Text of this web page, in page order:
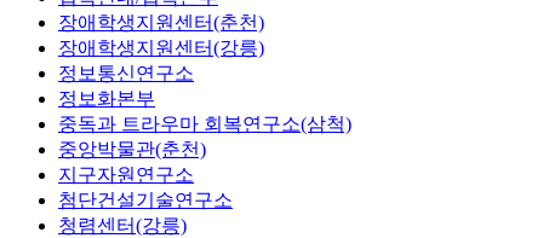
장애학생지원센터(춘천)
장애학생지원센터(강릉)
정보통신연구소
정보화본부
중독과 트라우마 회복연구소(삼척)
중앙박물관(춘천)
지구자원연구소
첨단건설기술연구소
청렴센터(강릉)